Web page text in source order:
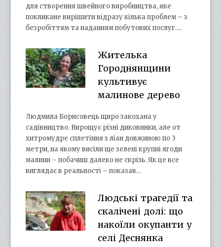
для створення швейного виробництва, яке
покликане вирішити відразу кілька проблем – з
безробіттям та наданням побутових послуг….
Жителька
Городнянщини
культивує
малинове дерево
Людмила Борисовець щиро закохана у
садівництво. Вирощує різні диковинки, але от
хитромудре сплетіння з ліан довжиною по 3
метри, на якому висіли ще зелені крупні ягоди
малини – побачиш далеко не скрізь. Як це все
виглядає в реальності – показав…
Людські трагедії та
скалічені долі: що
накоїли окупанти у
селі Деснянка